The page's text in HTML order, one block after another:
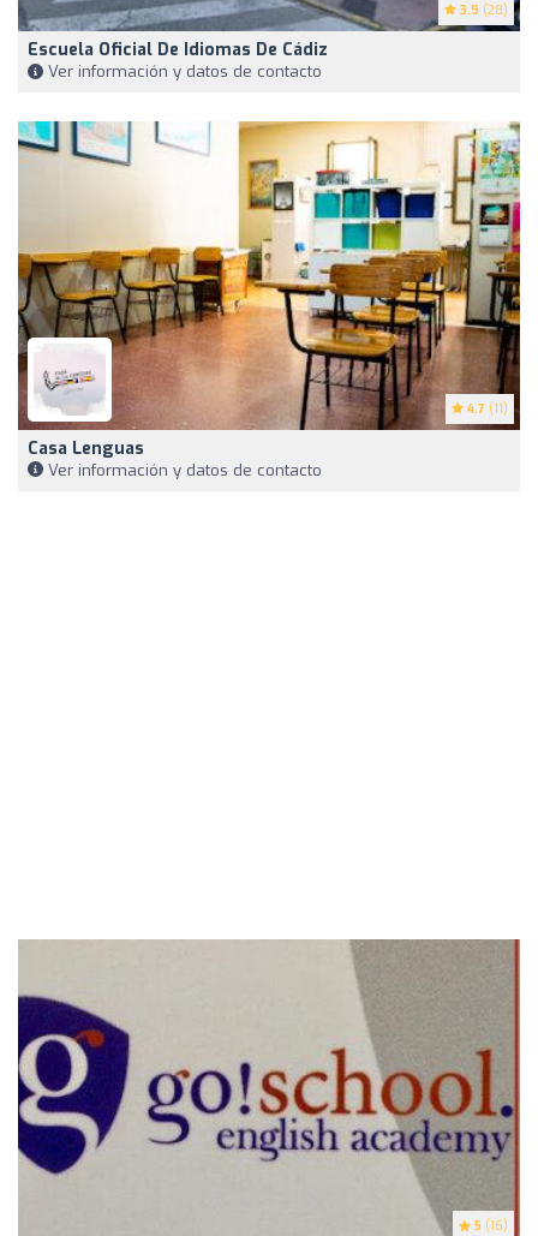
3.9 (28)
Escuela Oficial De Idiomas De Cádiz
Ver información y datos de contacto
4.7 (11)
Casa Lenguas
Ver información y datos de contacto
5 (16)